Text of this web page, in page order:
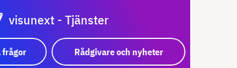
visunext - Tjänster
frågor Rådgivare och nyheter